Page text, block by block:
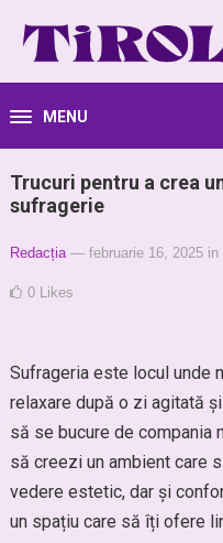
MENU
Trucuri pentru a crea
sufragerie
Redacția — februarie 16, 2025 in
0 Likes
Sufrageria este locul unde
relaxare după o zi agitată
să se bucure de compania
să creezi un ambient care
vedere estetic, dar și
un spațiu care să îți ofere